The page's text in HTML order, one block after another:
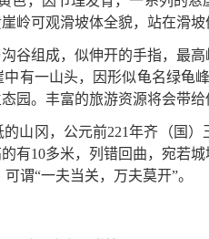
岭可观滑坡体全貌，站在滑坡
谷组成，似伸开的手指，最
有一山头，因形似龟名绿龟
园。丰富的旅游资源将会带给
山冈，公元前221年齐（国
有10多米，列错回曲，宛若
“一夫当关，万夫莫开”。